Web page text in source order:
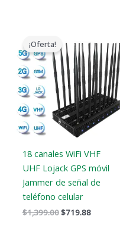
¡Oferta!
18 canales WiFi VHF
UHF Lojack GPS móvil
Jammer de señal de
teléfono celular
$1,399.00
original
era:
$1,399.00.
$719.88
actual
es:
$719.88.